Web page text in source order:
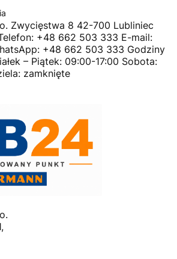
Zwycięstwa 8 42-700 Lubliniec
+48 662 503 333 E-mail:
+48 662 503 333 Godziny
– Piątek: 09:00-17:00 Sobota:
zamknięte